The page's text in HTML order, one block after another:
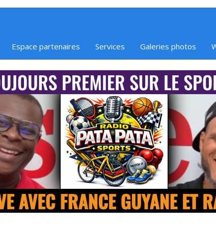
Espace partenaires Services Galeries photos